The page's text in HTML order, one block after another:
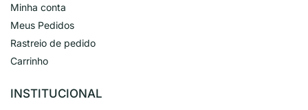
Minha conta
Meus Pedidos
Rastreio de pedido
Carrinho
INSTITUCIONAL